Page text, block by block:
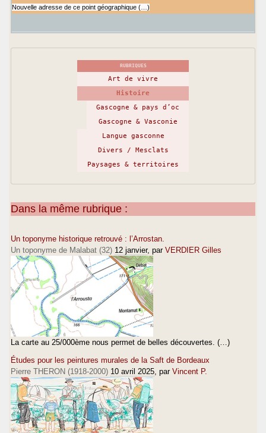
Nouvelle adresse de ce point géographique (…)
RUBRIQUES
Art de vivre
Histoire
Gascogne & pays d’oc
Gascogne & Vasconie
Langue gasconne
Divers / Mesclats
Paysages & territoires
Dans la même rubrique :
Un toponyme historique retrouvé : l’Arrostan.
Un toponyme de Malabat (32) 12 janvier, par VERDIER Gilles
La carte au 25/000ème nous permet de belles découvertes. (…)
Études pour les peintures murales de la Saft de Bordeaux
Pierre THERON (1918-2000) 10 avril 2025 , par Vincent P.